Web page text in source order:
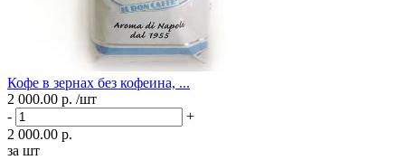
Кофе в зернах без кофеина, ...
2 000.00 р. /шт
-
+
2 000.00 р.
за шт